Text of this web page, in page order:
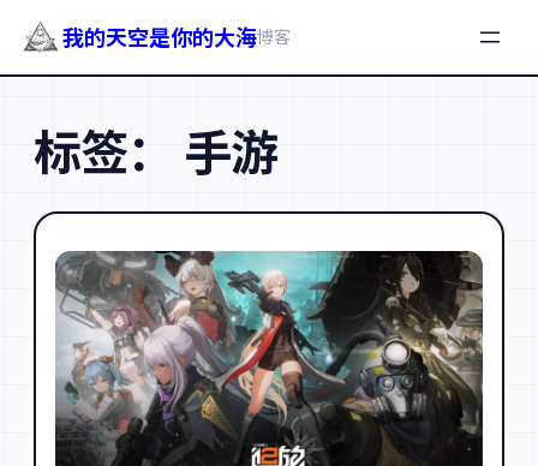
我的天空是你的大海博客
标签： 手游